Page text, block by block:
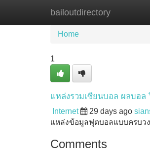
bailoutdirectory
Home New Site
Home
1
แหล่งรวมเซียนบอล ผลบอ
Internet 29 days ago
แหล่งข้อมูลฟุตบอลแบบครบวง
Comments